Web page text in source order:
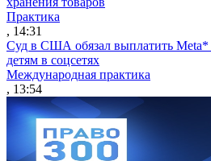
Практика
, 14:31
Суд в США обязал выплатить Meta*
детям в соцсетях
Международная практика
, 13:54